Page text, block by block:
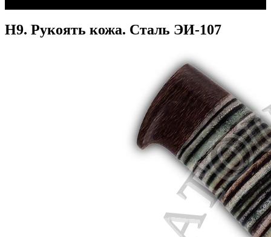
Н9. Рукоять кожа. Сталь ЭИ-107